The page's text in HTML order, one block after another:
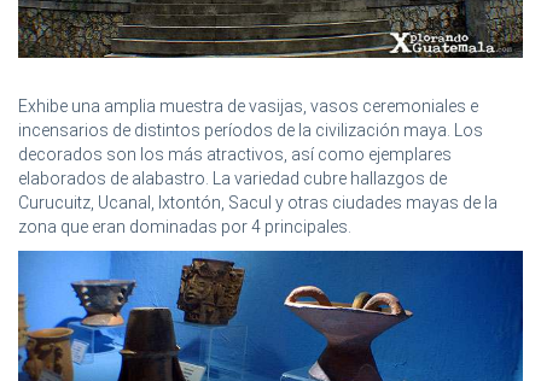
Exhibe una amplia muestra de vasijas, vasos ceremoniales e
incensarios de distintos períodos de la civilización maya. Los
decorados son los más atractivos, así como ejemplares
elaborados de alabastro. La variedad cubre hallazgos de
Curucuitz, Ucanal, Ixtontón, Sacul y otras ciudades mayas de la
zona que eran dominadas por 4 principales.